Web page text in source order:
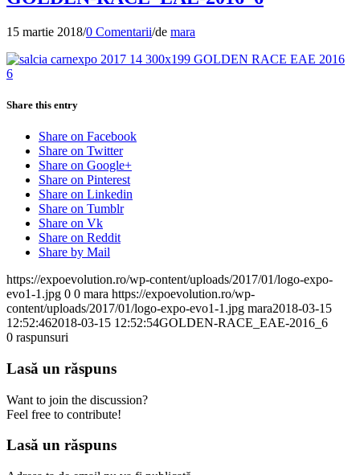
15 martie 2018/0 Comentarii/de mara
Share this entry
Share on Facebook
Share on Twitter
Share on Google+
Share on Pinterest
Share on Linkedin
Share on Tumblr
Share on Vk
Share on Reddit
Share by Mail
https://expoevolution.ro/wp-content/uploads/2017/01/logo-expo-
evo1-1.jpg 0 0 mara https://expoevolution.ro/wp-
content/uploads/2017/01/logo-expo-evo1-1.jpg mara2018-03-15
12:52:462018-03-15 12:52:54GOLDEN-RACE_EAE-2016_6
0 raspunsuri
Lasă un răspuns
Want to join the discussion?
Feel free to contribute!
Lasă un răspuns